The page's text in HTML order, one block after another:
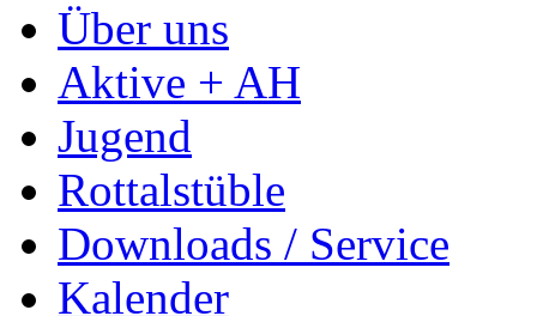
Über uns
Aktive + AH
Jugend
Rottalstüble
Downloads / Service
Kalender